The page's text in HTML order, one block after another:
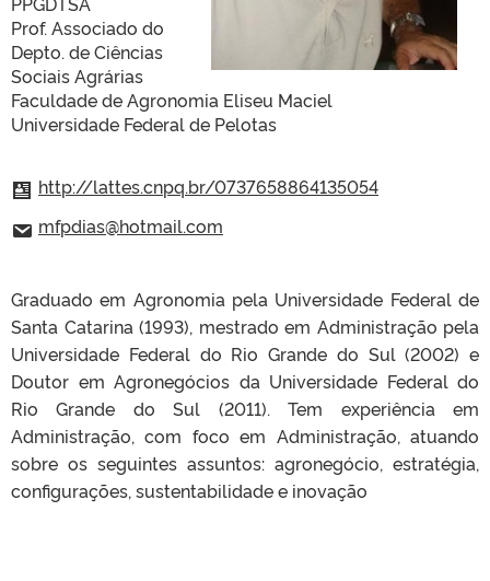
Prof. Associado do
Depto. de Ciências
Sociais Agrárias
Faculdade de Agronomia Eliseu Maciel
Universidade Federal de Pelotas
http://lattes.cnpq.br/0737658864135054
mfpdias@hotmail.com
Graduado em Agronomia pela Universidade Federal de
Santa Catarina (1993), mestrado em Administração pela
Universidade Federal do Rio Grande do Sul (2002) e
Doutor em Agronegócios da Universidade Federal do
Rio Grande do Sul (2011). Tem experiência em
Administração, com foco em Administração, atuando
sobre os seguintes assuntos: agronegócio, estratégia,
configurações, sustentabilidade e inovação